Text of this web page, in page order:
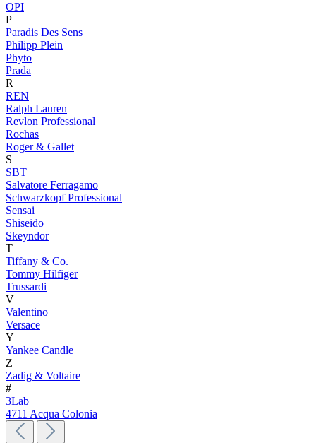
OPI
P
Paradis Des Sens
Philipp Plein
Phyto
Prada
R
REN
Ralph Lauren
Revlon Professional
Rochas
Roger & Gallet
S
SBT
Salvatore Ferragamo
Schwarzkopf Professional
Sensai
Shiseido
Skeyndor
T
Tiffany & Co.
Tommy Hilfiger
Trussardi
V
Valentino
Versace
Y
Yankee Candle
Z
Zadig & Voltaire
#
3Lab
4711 Acqua Colonia